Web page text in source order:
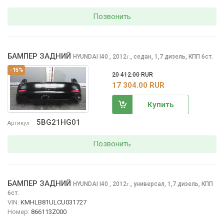
Позвонить
-15%
Артикул 5BG21HG01
БАМПЕР ЗАДНИЙ HYUNDAI I40 , 2012г., седан, 1,7 дизель, КПП 6ст.
20 412.00 RUR
17 304.00 RUR
Купить
Позвонить
БАМПЕР ЗАДНИЙ HYUNDAI I40 , 2012г., универсал, 1,7 дизель, КПП
6ст.
VIN: KMHLB81ULCU031727
Номер: 866113Z000